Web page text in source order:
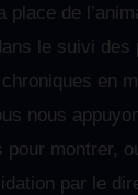
place de
le suivi des
en
nous
pour montrer,
par le